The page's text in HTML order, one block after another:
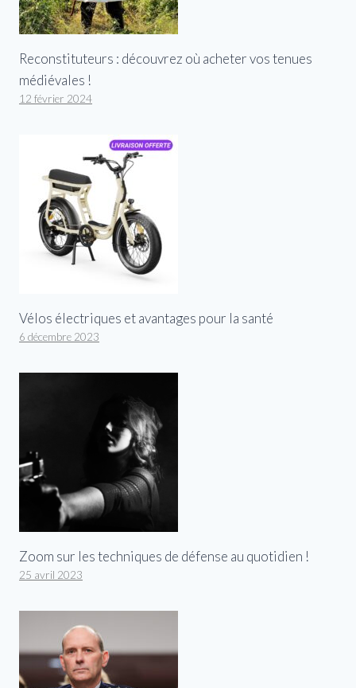
Reconstituteurs : découvrez où acheter vos tenues
médiévales !
12 février 2024
Vélos électriques et avantages pour la santé
6 décembre 2023
Zoom sur les techniques de défense au quotidien !
25 avril 2023